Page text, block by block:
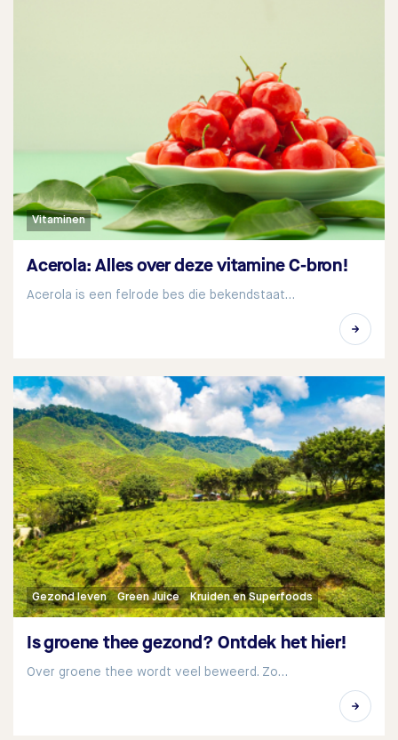
Vitaminen
Acerola: Alles over deze vitamine C-bron!
Acerola is een felrode bes die bekendstaat…
Gezond leven Green Juice Kruiden en Superfoods
Is groene thee gezond? Ontdek het hier!
Over groene thee wordt veel beweerd. Zo…